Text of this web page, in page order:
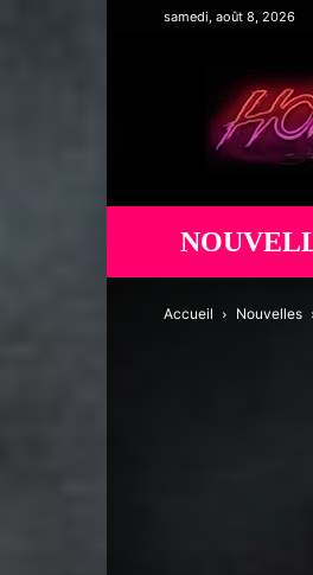
samedi, août 8, 2026
Accueil Nouvelles